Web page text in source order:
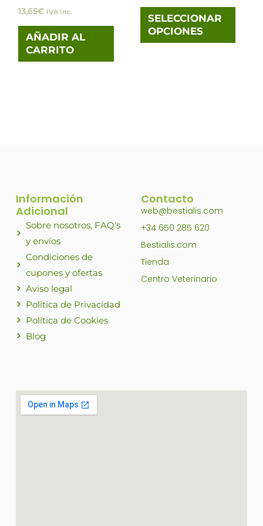
13,65€ IVA Inc.
AÑADIR AL
CARRITO
SELECCIONAR
OPCIONES
Información
Adicional
Sobre nosotros, FAQ's
y envíos
Condiciones de
cupones y ofertas
Aviso legal
Política de Privacidad
Política de Cookies
Blog
Contacto
web@bestialis.com
+34 650 285 620
Bestialis.com
Tienda
Centro Veterinario